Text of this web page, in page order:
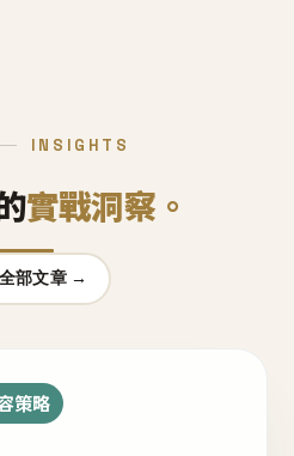
INSIGHTS
實戰洞察。
部文章 →
策略